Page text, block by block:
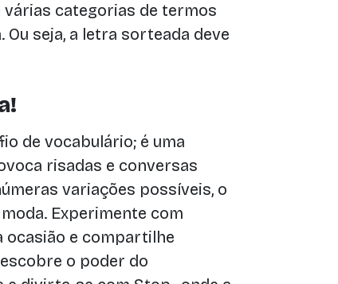
categorias de termos
seja, a letra sorteada deve
de vocabulário; é uma
risadas e conversas
variações possíveis, o
Experimente com
ocasião e compartilhe
o poder do